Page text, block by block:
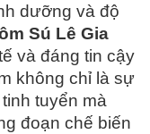
dưỡng và độ
Sú Lê Gia
và đáng tin cậy
không chỉ là sự
tuyển mà
đoạn chế biến